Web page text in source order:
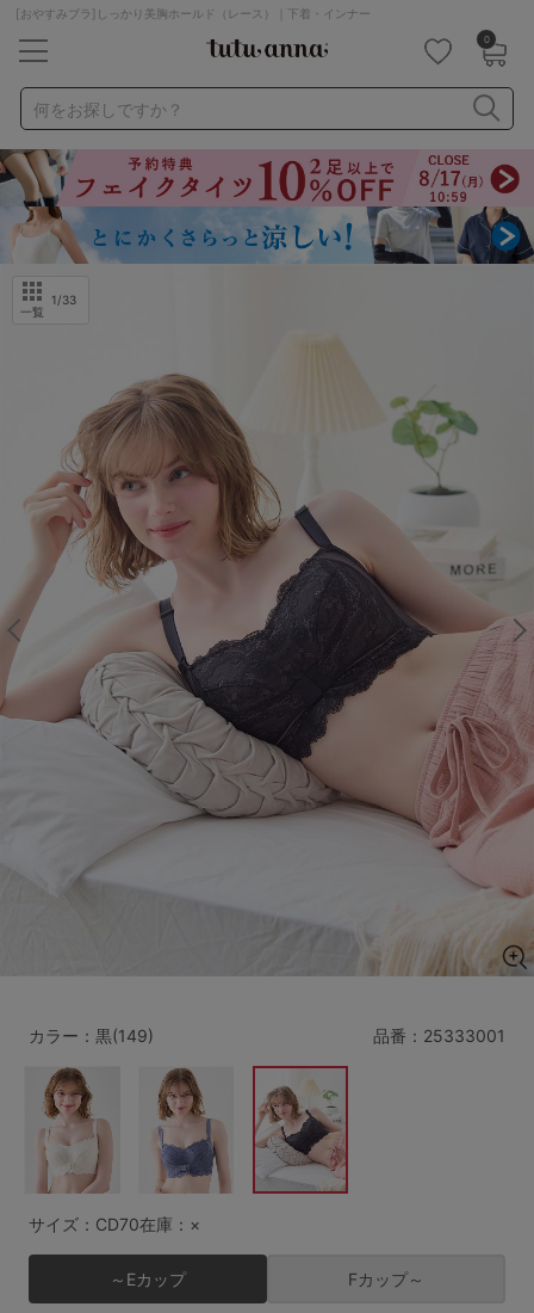
[おやすみブラ]しっかり美胸ホールド（レース）｜下着・インナー
0
何をお探しですか？
ナイトブラ ノンワイヤー 特盛ブラ
チューブトップ
折り畳み
パジャマ ストッキング
キャミソール
ルームウェア
レッグウェア
ルームウェア ライフスタイル
メンズ
マタニティ ギフトラッピング
サイズからブラを探す
A70 A75
B75
C65
D85
E80 E85
F65 F70
G65 G75
H70 H75
SS
L
S-CD
すべてのサイズを表示する
～999円 1,000～1,999円
2,000～2,999円 3,000～3,999円
4,000円～
セールアイテムから探す
一覧
1/33
品番： 25333001
カラー：黒(149)
サイズ：CD70在庫：×
～Eカップ Fカップ～